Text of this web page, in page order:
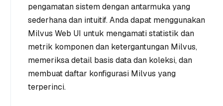
pengamatan sistem dengan antarmuka yang
sederhana dan intuitif. Anda dapat menggunakan
Milvus Web UI untuk mengamati statistik dan
metrik komponen dan ketergantungan Milvus,
memeriksa detail basis data dan koleksi, dan
membuat daftar konfigurasi Milvus yang
terperinci.